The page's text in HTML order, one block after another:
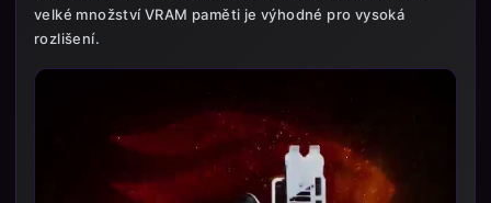
velké množství VRAM paměti je výhodné pro vysoká
rozlišení.